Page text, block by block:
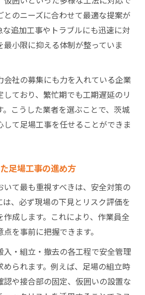
とのニーズに合わせて最適な提案が
な追加工事やトラブルにも迅速に対
最小限に抑える体制が整っていま
会社の募集にも力を入れている企業
ており、繁忙期でも工期遅延のリ
。こうした業者を選ぶことで、茨城
して足場工事を任せることができま
足場工事の進め方
いて最も重視すべきは、安全対策の
、必ず現場の下見とリスク評価を
成します。これにより、作業員全
を事前に把握できます。
入・組立・撤去の各工程で安全管理
められます。例えば、足場の組立時
認や接合部の固定、仮囲いの設置な